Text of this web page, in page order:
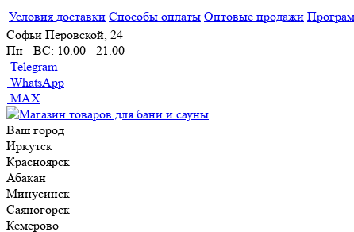
Условия доставки Способы оплаты Оптовые продажи
Софьи Перовской, 24
Пн - ВС: 10.00 - 21.00
Telegram
WhatsApp
MAX
Ваш город
Иркутск
Красноярск
Абакан
Минусинск
Саяногорск
Кемерово